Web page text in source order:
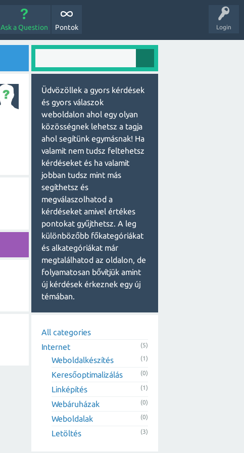
Login
Ask a Question Pontok
Üdvözöllek a gyors kérdések
és gyors válaszok
weboldalon ahol egy olyan
közösségnek lehetsz a tagja
ahol segítünk egymásnak! Ha
valamit nem tudsz feltehetsz
kérdéseket és ha valamit
jobban tudsz mint más
segíthetsz és
megválaszolhatod a
kérdéseket amivel értékes
pontokat gyűjthetsz. A leg
különbözőbb főkategóriákat
és alkategóriákat már
megtalálhatod az oldalon, de
folyamatosan bővítjük amint
új kérdések érkeznek egy új
témában.
All categories
Internet
(5)
Weboldalkészítés (1)
Keresőoptimalizálás (0)
Linképítés (1)
Webáruházak (0)
Weboldalak (0)
Letöltés (3)